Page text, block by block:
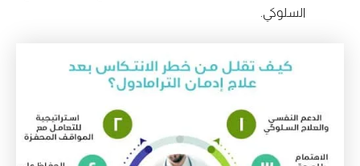
السلوكي.